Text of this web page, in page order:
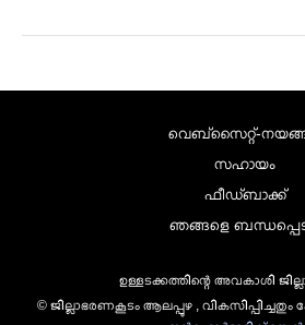
വെബ്സൈറ്റ്-
സഹായം
ഫീഡ്ബാക്ക്
ഞങ്ങളെ
ഉള്ളടക്കത്തിന്റെ അവകാശി
© ജില്ലാഭരണകൂടം ആലപ്പുഴ , വികസിപ്പിച്ചതും